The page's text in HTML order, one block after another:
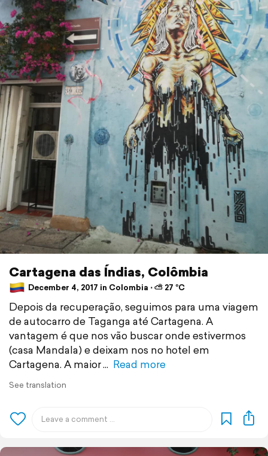
Cartagena das Índias, Colômbia
December 4, 2017 in Colombia ⋅ ⛅ 27 °C
Depois da recuperação, seguimos para uma viagem
de autocarro de Taganga até Cartagena. A
vantagem é que nos vão buscar onde estivermos
(casa Mandala) e deixam nos no hotel em
Cartagena. A maior
Read more
See translation